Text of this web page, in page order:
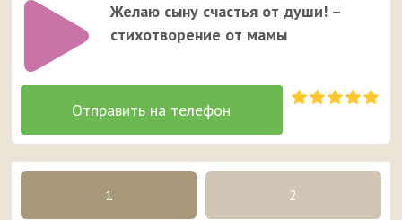
Желаю сыну счастья от души! –
стихотворение от мамы
1 2